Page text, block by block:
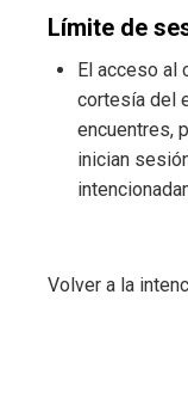
Límite de
El acceso al
cortesía del
encuentres,
inician
Volver a la